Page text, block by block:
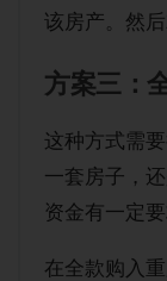
该房产。然
方案三：
这种方式需
一套房子，
资金有一定要
在全款购入